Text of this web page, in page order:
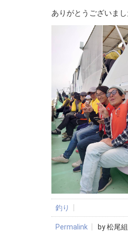
ありがとうございま
釣り
Permalink by 松尾組